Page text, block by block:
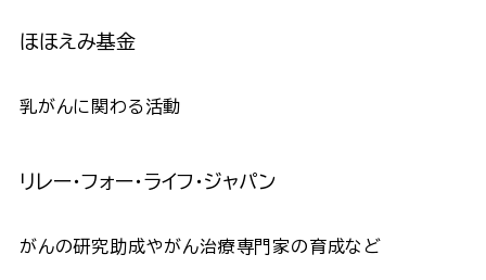
ほほえみ基金
乳がんに関わる活動
リレー・フォー・ライフ・ジャパン
がんの研究助成やがん治療専門家の育成など